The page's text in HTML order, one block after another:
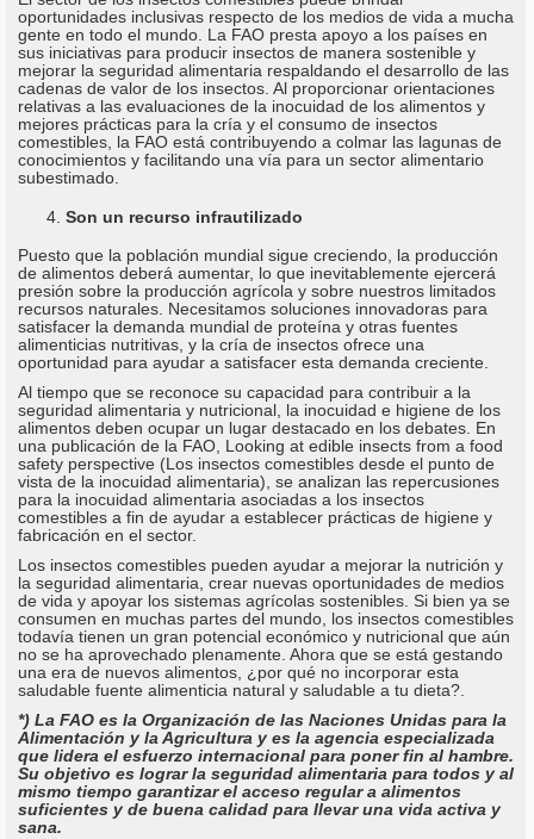
oportunidades inclusivas respecto de los medios de vida a mucha
gente en todo el mundo. La FAO presta apoyo a los países en
sus iniciativas para producir insectos de manera sostenible y
mejorar la seguridad alimentaria respaldando el desarrollo de las
cadenas de valor de los insectos. Al proporcionar orientaciones
relativas a las evaluaciones de la inocuidad de los alimentos y
mejores prácticas para la cría y el consumo de insectos
comestibles, la FAO está contribuyendo a colmar las lagunas de
conocimientos y facilitando una vía para un sector alimentario
subestimado.
Son un recurso infrautilizado
Puesto que la población mundial sigue creciendo, la producción
de alimentos deberá aumentar, lo que inevitablemente ejercerá
presión sobre la producción agrícola y sobre nuestros limitados
recursos naturales. Necesitamos soluciones innovadoras para
satisfacer la demanda mundial de proteína y otras fuentes
alimenticias nutritivas, y la cría de insectos ofrece una
oportunidad para ayudar a satisfacer esta demanda creciente.
Al tiempo que se reconoce su capacidad para contribuir a la
seguridad alimentaria y nutricional, la inocuidad e higiene de los
alimentos deben ocupar un lugar destacado en los debates. En
una publicación de la FAO, Looking at edible insects from a food
safety perspective (Los insectos comestibles desde el punto de
vista de la inocuidad alimentaria), se analizan las repercusiones
para la inocuidad alimentaria asociadas a los insectos
comestibles a fin de ayudar a establecer prácticas de higiene y
fabricación en el sector.
Los insectos comestibles pueden ayudar a mejorar la nutrición y
la seguridad alimentaria, crear nuevas oportunidades de medios
de vida y apoyar los sistemas agrícolas sostenibles. Si bien ya se
consumen en muchas partes del mundo, los insectos comestibles
todavía tienen un gran potencial económico y nutricional que aún
no se ha aprovechado plenamente. Ahora que se está gestando
una era de nuevos alimentos, ¿por qué no incorporar esta
saludable fuente alimenticia natural y saludable a tu dieta?.
*) La FAO es la Organización de las Naciones Unidas para la
Alimentación y la Agricultura y es la agencia especializada
que lidera el esfuerzo internacional para poner fin al hambre.
Su objetivo es lograr la seguridad alimentaria para todos y al
mismo tiempo garantizar el acceso regular a alimentos
suficientes y de buena calidad para llevar una vida activa y
sana.